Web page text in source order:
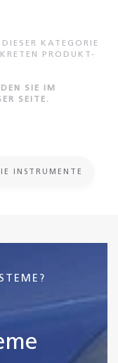
KATEGORIE
PRODUKT-
SIE IM
SEITE.
INSTRUMENTE